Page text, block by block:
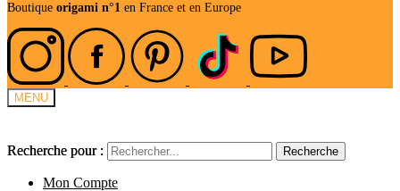
Boutique origami n°1 en France et en Europe
MENU
Recherche pour : Recherche
Mon Compte
Recherche pour : Recherche